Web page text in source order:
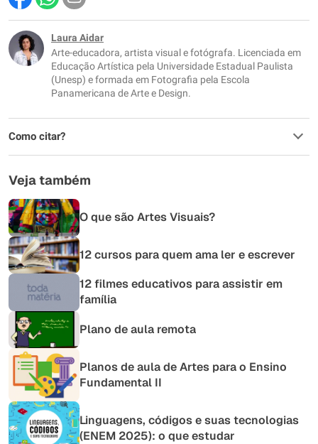
Este conteúdo contém informação incorreta
Este conteúdo não tem a informação que procuro
Outro
Laura Aidar
Arte-educadora, artista visual e fotógrafa. Licenciada em
Educação Artística pela Universidade Estadual Paulista
(Unesp) e formada em Fotografia pela Escola
Panamericana de Arte e Design.
Como citar?
Veja também
O que são Artes Visuais?
12 cursos para quem ama ler e escrever
12 filmes educativos para assistir em
família
Plano de aula remota
Planos de aula de Artes para o Ensino
Fundamental II
Linguagens, códigos e suas tecnologias
(ENEM 2025): o que estudar